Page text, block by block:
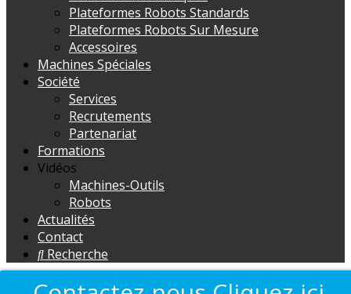
Plateformes Robots Standards
Plateformes Robots Sur Mesure
Accessoires
Machines Spéciales
Société
Services
Recrutements
Partenariat
Formations
Vidéos
Machines-Outils
Robots
Actualités
Contact
Recherche